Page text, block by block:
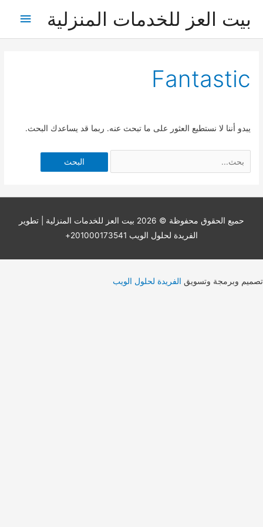
بيت العز للخدمات المنزلية
Fantastic
يبدو أننا لا نستطيع العثور على ما تبحث عنه. ربما قد يساعدك البحث.
for:
حميع الحقوق محفوظة © 2026 بيت العز للخدمات المنزلية | تطوير
الفريدة لحلول الويب 201000173541+
تصميم وبرمجة وتسويق الفريدة لحلول الويب